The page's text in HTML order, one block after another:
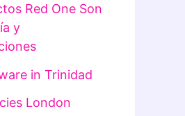
Red One Son
y
in Trinidad
London